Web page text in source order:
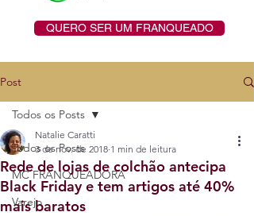
QUERO SER UM FRANQUEADO
Post
Todos os Posts
MC FRANQUEADORA
Varejo
Todos os Posts
Rede de lojas de colchão antecipa
Black Friday e tem artigos até 40%
mais baratos
Natalie Caratti
3 de nov. de 2018 1 min de leitura